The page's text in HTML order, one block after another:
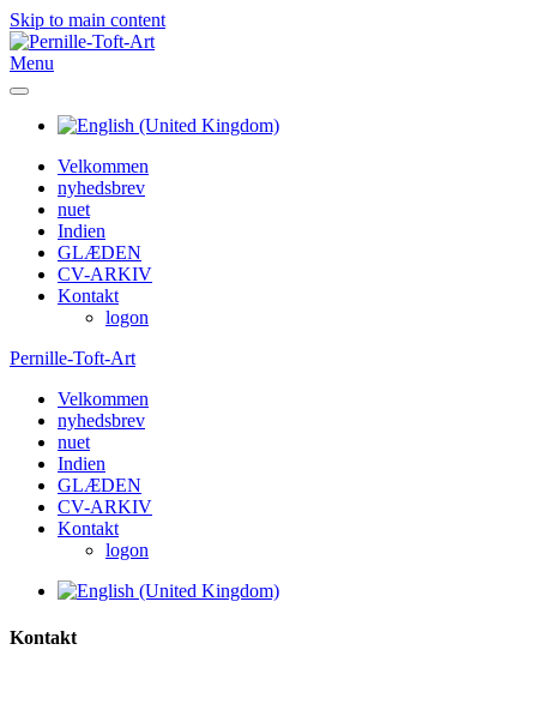
Skip to main content
Menu
Velkommen
nyhedsbrev
nuet
Indien
GLÆDEN
CV-ARKIV
Kontakt
logon
Pernille-Toft-Art
Velkommen
nyhedsbrev
nuet
Indien
GLÆDEN
CV-ARKIV
Kontakt
logon
Kontakt